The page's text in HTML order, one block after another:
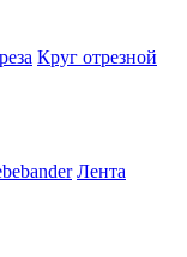
Круг отрезной
Лента